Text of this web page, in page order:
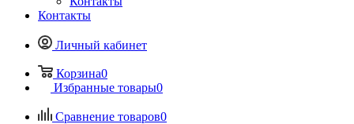
Контакты
Личный кабинет
Корзина0
Избранные товары0
Сравнение товаров0